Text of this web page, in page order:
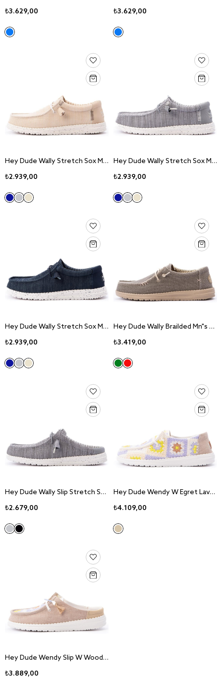
₺3.629,00 ₺3.629,00
Hey Dude Wally Stretch Sox Mn"s Irish Cream Egret Sneaker Ayakkabı 41898-0LZ
₺2.939,00
Hey Dude Wally Stretch Sox Mn"s Grey Sneaker Ayakkabı 41898-030
₺2.939,00
Hey Dude Wally Stretch Sox Mn"s Navy Sneaker Ayakkabı 41898-410
₺2.939,00
Hey Dude Wally Brailded Mn"s Army Sneaker Ayakkabı 40003-3VE
₺3.419,00
Hey Dude Wally Slip Stretch Sox Mn"s Granite Grey Sneaker Ayakkabı 43103-1HF
₺2.679,00
Hey Dude Wendy W Egret Lavander Sneaker Ayakkabı 43109-0NK
₺4.109,00
Hey Dude Wendy Slip W Wood Ash Sneaker Ayakkabı 43110-0NF
₺3.889,00